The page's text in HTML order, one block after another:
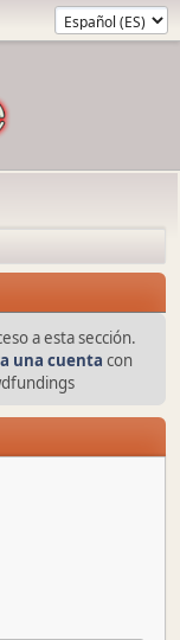
a esta sección.
una cuenta con